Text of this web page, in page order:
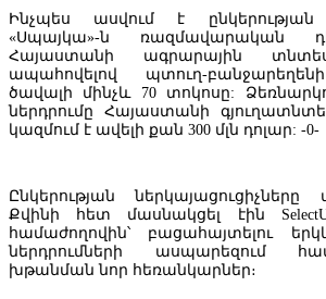
Կոնվերս Բանկը և Visa-ն ընդլայնում են
համագործակցությունը՝ նոր
նպատակով
Ինչպես ասվում է ընկերության
«Սպայկա»-ն ռազմավարական
Հայաստանի ագրարային
ապահովելով պտուղ-
ծավալի մինչև 70 տոկոսը:
ներդրումը Հայաստանի
կազմում է ավելի քան 300 մլն դոլար: -0-
Ընկերության
Քվինի հետ մասնակցել էին
համաժողովին՝ բացահայտելու
ներդրումների ասպարեզում
խթանման նոր հեռանկարներ։